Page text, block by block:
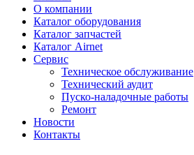
О компании
Каталог оборудования
Каталог запчастей
Каталог Airnet
Сервис
Техническое обслуживание
Технический аудит
Пуско-наладочные работы
Ремонт
Новости
Контакты